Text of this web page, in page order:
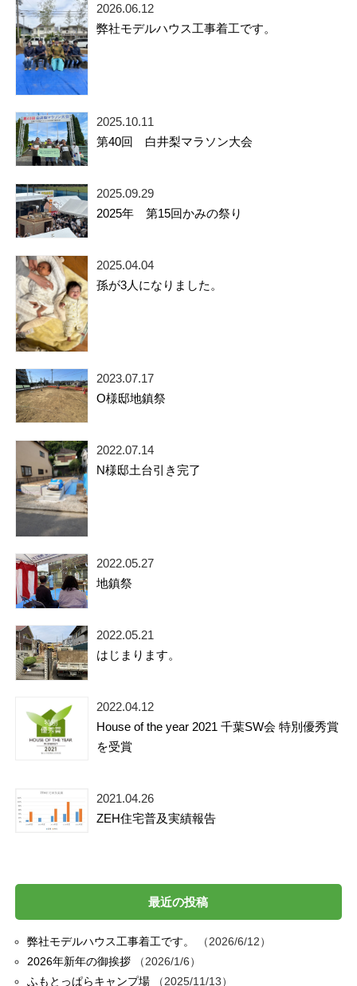
2026.06.12
弊社モデルハウス工事着工です。
2025.10.11
第40回 白井梨マラソン大会
2025.09.29
2025年 第15回かみの祭り
2025.04.04
孫が3人になりました。
2023.07.17
O様邸地鎮祭
2022.07.14
N様邸土台引き完了
2022.05.27
地鎮祭
2022.05.21
はじまります。
2022.04.12
House of the year 2021 千葉SW会 特別優秀賞
を受賞
2021.04.26
ZEH住宅普及実績報告
最近の投稿
弊社モデルハウス工事着工です。
2026/6/12
2026年新年の御挨拶
2026/1/6
ふもとっぱらキャンプ場
2025/11/13